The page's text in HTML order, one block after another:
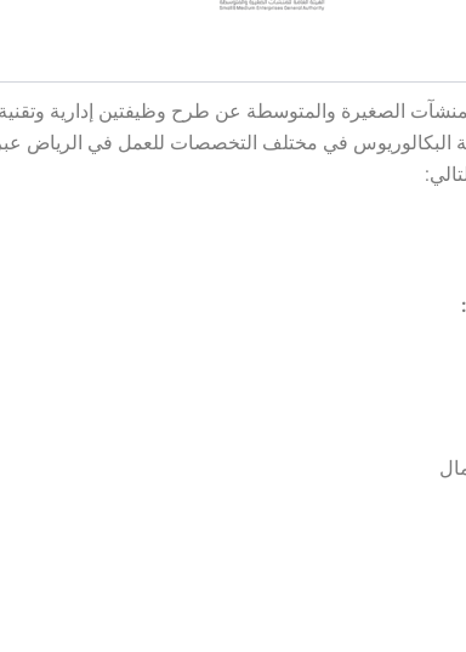
الصغيرة والمتوسطة عن طرح وظيفتين إدارية
البكالوريوس في مختلف التخصصات للعمل في الرياض